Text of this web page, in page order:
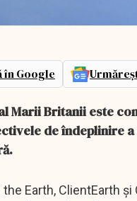
în Google
Marii Britanii este
de îndeplinire
Earth, ClientEarth